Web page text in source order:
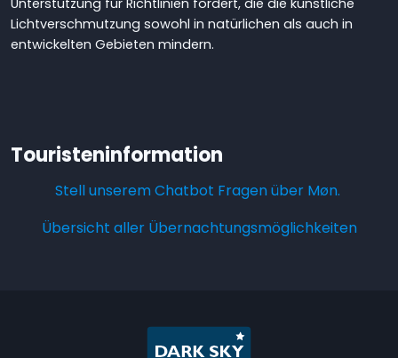
Unterstützung für Richtlinien fördert, die die künstliche
Lichtverschmutzung sowohl in natürlichen als auch in
entwickelten Gebieten mindern.
Touristeninformation
Stell unserem Chatbot Fragen über Møn.
Übersicht aller Übernachtungsmöglichkeiten